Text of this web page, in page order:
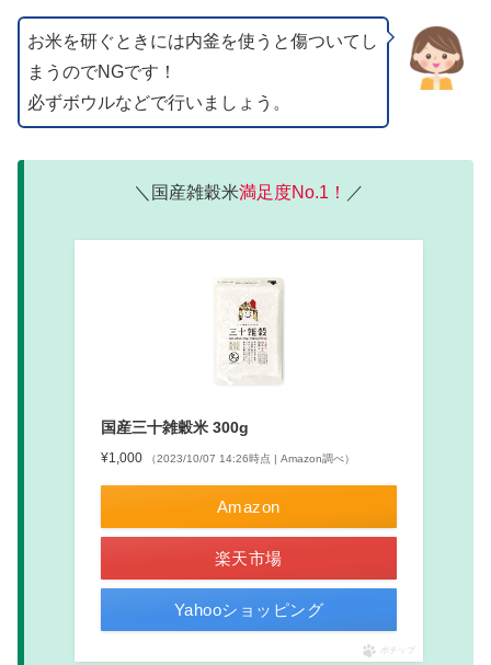
お米を研ぐときには内釜を使うと傷ついてし
まうのでNGです！
必ずボウルなどで行いましょう。
＼国産雑穀米満足度No.1！ ／
国産三十雑穀米 300g
¥1,000 （2023/10/07 14:26時点 | Amazon調べ）
Amazon
楽天市場
Yahooショッピング
ポチップ